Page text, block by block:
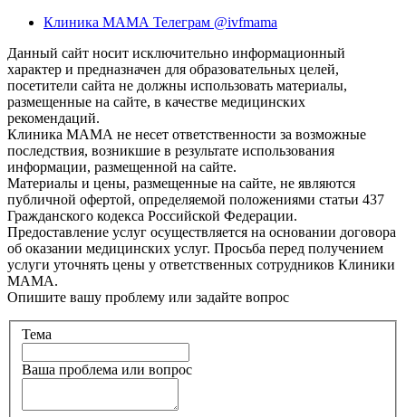
Клиника МАМА Телеграм @ivfmama
Данный сайт носит исключительно информационный
характер и предназначен для образовательных целей,
посетители сайта не должны использовать материалы,
размещенные на сайте, в качестве медицинских
рекомендаций.
Клиника МАМА не несет ответственности за возможные
последствия, возникшие в результате использования
информации, размещенной на сайте.
Материалы и цены, размещенные на сайте, не являются
публичной офертой, определяемой положениями статьи 437
Гражданского кодекса Российской Федерации.
Предоставление услуг осуществляется на основании договора
об оказании медицинских услуг. Просьба перед получением
услуги уточнять цены у ответственных сотрудников Клиники
МАМА.
Опишите вашу проблему или задайте вопрос
Тема
Ваша проблема или вопрос